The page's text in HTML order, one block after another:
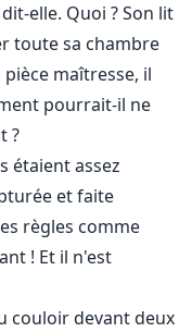
elle. Quoi ? Son lit
toute sa chambre
maîtresse, il
pourrait-il ne
?
étaient assez
et faite
règles comme
! Et il n'est
couloir devant deux